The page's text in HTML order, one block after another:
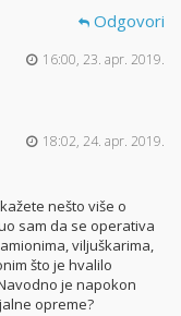
Odgovori
16:00, 23. apr. 2019.
18:02, 24. apr. 2019.
nešto više o
sam da se operativa
viljuškarima,
što je hvalilo
je napokon
opreme?